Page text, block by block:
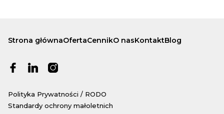
Strona głównaOfertaCennikO nasKontaktBlog
Polityka Prywatności / RODO
Standardy ochrony małoletnich